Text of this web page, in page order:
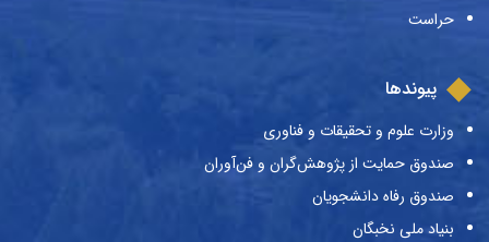
حراست
پیوندها
وزارت علوم و تحقیقات و فناوری
صندوق حمایت از پژوهش‌گران و فن‌آوران
صندوق رفاه دانشجویان
بنیاد ملی نخبگان